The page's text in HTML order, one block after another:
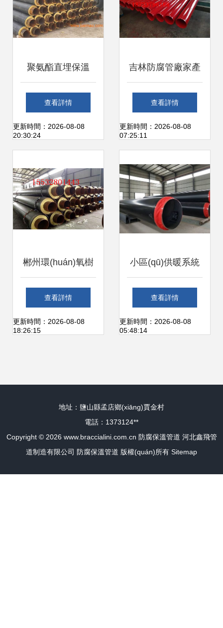
聚氨酯直埋保溫
管、3PE與環
(huán)氧煤瀝青防
管道解決方案
查看詳情
更新時間：2026-08-08
20:30:24
吉林防腐管廠家產
(chǎn)品認(rèn)證
管件品質(zhì)與專
查看詳情
更新時間：2026-08-08
07:25:11
郴州環(huán)氧樹
脂防腐鋼管廠家代
理商與防腐保溫管
查看詳情
更新時間：2026-08-08
18:26:15
小區(qū)供暖系統
(tǒng)的守護(hù)者
聚氨酯保溫鋼管與
查看詳情
更新時間：2026-08-08
05:48:14
地址：鹽山縣孟店鄉(xiāng)賈金村
電話：1373124**
Copyright © 2026 www.braccialini.com.cn 防腐保溫管道 河北鑫飛管
道制造有限公司 防腐保溫管道 版權(quán)所有 Sitemap